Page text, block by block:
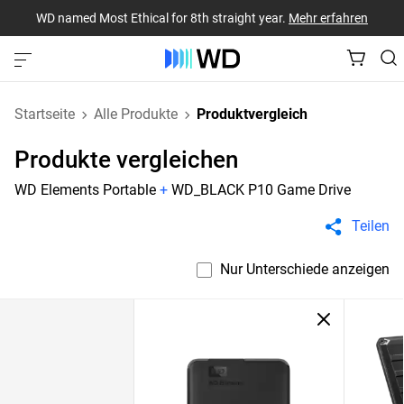
WD named Most Ethical for 8th straight year. Mehr erfahren
Startseite Alle Produkte Produktvergleich
Produkte vergleichen
WD Elements Portable + WD_BLACK P10 Game Drive
Teilen
Nur Unterschiede anzeigen